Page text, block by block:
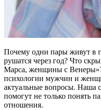
Почему одни пары живут в
рушатся через год? Что
Марса, женщины с Венеры»?
психологии мужчин и
актуальные вопросы. Наша
помогут не только понять
отношения.